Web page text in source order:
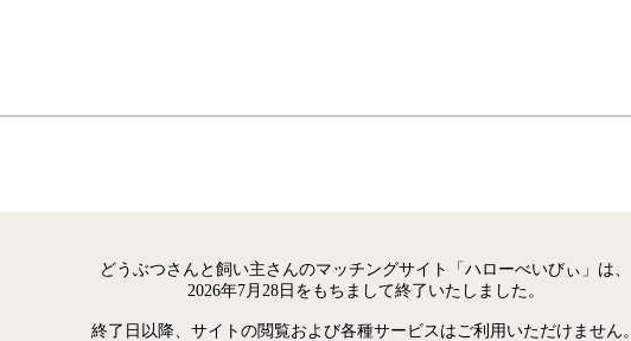
どうぶつさんと飼い主さんのマッチングサイト「ハローべいびぃ」は、
2026年7月28日をもちまして終了いたしました。
終了日以降、サイトの閲覧および各種サービスはご利用いただけません